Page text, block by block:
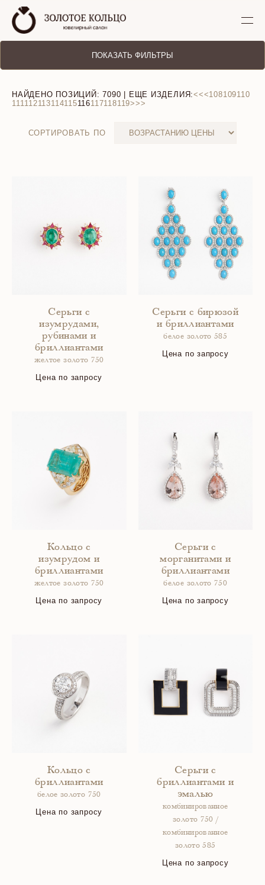
ПОКАЗАТЬ ФИЛЬТРЫ
НАЙДЕНО ПОЗИЦИЙ:7090 | ЕЩЕ ИЗДЕЛИЯ:<<<108109110
111112113114115116117118119>>>
СОРТИРОВАТЬ ПО
Серьги с
изумрудами,
рубинами и
бриллиантами
желтое золото 750
Цена по запросу
Серьги с бирюзой
и бриллиантами
белое золото 585
Цена по запросу
Кольцо с
изумрудом и
бриллиантами
желтое золото 750
Цена по запросу
Серьги с
морганитами и
бриллиантами
белое золото 750
Цена по запросу
Кольцо с
бриллиантами
белое золото 750
Цена по запросу
Серьги с
бриллиантами и
эмалью
комбинированное
золото 750 /
комбинированное
золото 585
Цена по запросу